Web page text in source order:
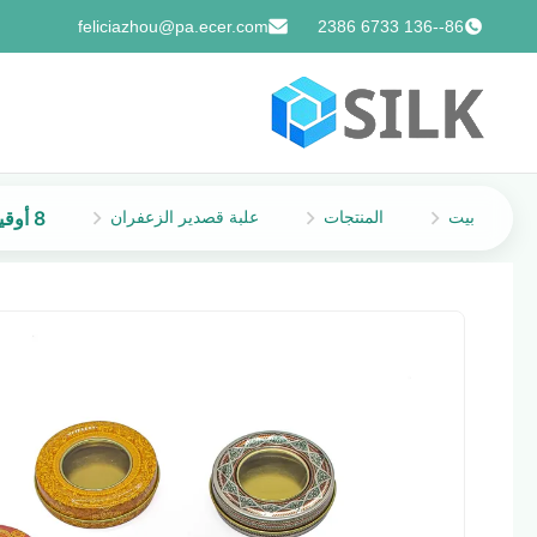
86--136 6733 2386
feliciazhou@pa.ecer.com
بيت المنتجات علبة قصدير الزعفران 8 أوقية علب الذهب الأسود شمعة علب ماء